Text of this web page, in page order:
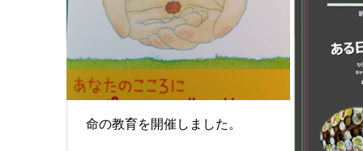
命の教育を開催しました。